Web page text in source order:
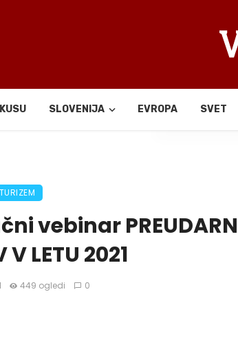
SLOVENIJA EVROPA SVET
Deli
TURIZEM
vebinar
V LETU 2021
449 ogledi 0